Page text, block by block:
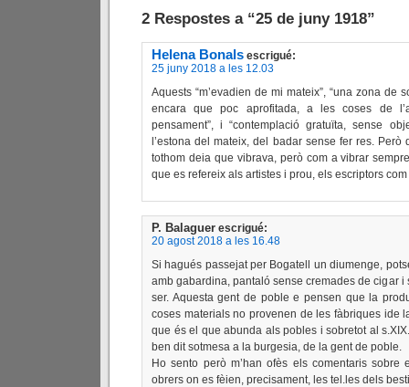
2 Respostes a “25 de juny 1918”
Helena Bonals escrigué:
25 juny 2018 a les 12.03
Aquests “m’evadien de mi mateix”, “una zona de
encara que poc aprofitada, a les coses de
pensament”, i “contemplació gratuïta, sense
l’estona del mateix, del badar sense fer res.
tothom deia que vibrava, però com a vibrar
que es refereix als artistes i prou, els escriptors
P. Balaguer escrigué:
20 agost 2018 a les 16.48
Si hagués passejat per Bogatell un diumenge,
amb gabardina, pantaló sense cremades de cigar
ser. Aquesta gent de poble e pensen que la
coses materials no provenen de les fàbriques ide
que és el que abunda als pobles i sobretot al
ben dit sotmesa a la burgesia, de la gent de poble.
Ho sento però m’han ofès els comentaris
obrers on es fèien, precisament, les tel.les dels